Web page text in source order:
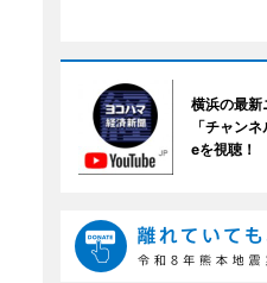
横浜の最新
「チャン
eを視聴！